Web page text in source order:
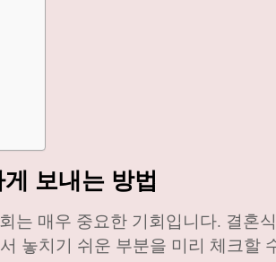
보내는 방법
는 매우 중요한 기회입니다. 결혼
놓치기 쉬운 부분을 미리 체크할